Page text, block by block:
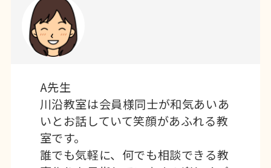
A先生
川沿教室は会員様同士が和気あいあ
いとお話していて笑顔があふれる教
室です。
誰でも気軽に、何でも相談できる教